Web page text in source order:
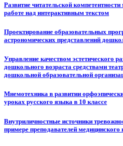
Развитие читательской
работе над интерактивным текстом
Проектирование образовательных
астрономических представлений
Управление качеством эстетического
дошкольного возраста средствами
дошкольной образовательной
Мнемотехника в развитии
уроках русского языка в 10 классе
Внутриличностные источники
примере преподавателей медицинского